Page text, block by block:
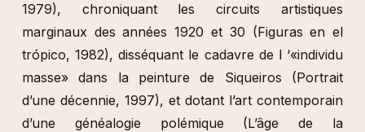
1979), chroniquant les circuits artistiques
marginaux des années 1920 et 30 (Figuras en el
trópico, 1982), disséquant le cadavre de l ‘«individu
masse» dans la peinture de Siqueiros (Portrait
d’une décennie, 1997), et dotant l’art contemporain
d’une généalogie polémique (L’âge de la